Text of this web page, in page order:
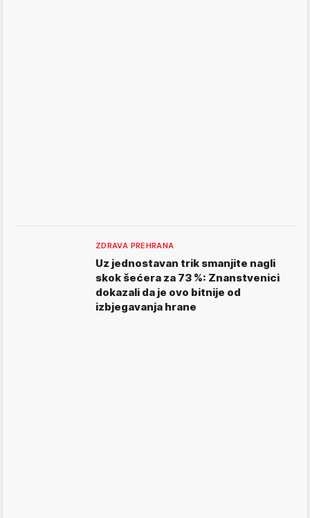
ZDRAVA PREHRANA
Uz jednostavan trik smanjite nagli
skok šećera za 73 %: Znanstvenici
dokazali da je ovo bitnije od
izbjegavanja hrane